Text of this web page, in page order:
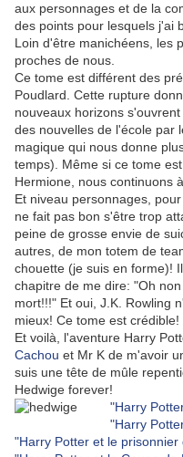
aux personnages et de la
des points pour lesquels j'ai
Loin d'être manichéens, les
proches de nous.
Ce tome est différent des
Poudlard. Cette rupture
nouveaux horizons
des nouvelles de l'école par
magique qui nous donne
temps). Même si ce tome
Hermione, nous continuons
Et niveau personnages,
ne fait pas bon s'être trop
peine de grosse envie de
autres, de mon totem de
chouette (je suis en forme)!
chapitre de me dire: "Oh
mort!!!" Et oui, J.K. Rowling
mieux! Ce tome est crédible!
Et voilà, l'aventure Harry
Cachou et Mr K de m'avoir
suis une tête de mûle
Hedwige forever!
"Harry
"Harry
"Harry Potter et le prisonnier